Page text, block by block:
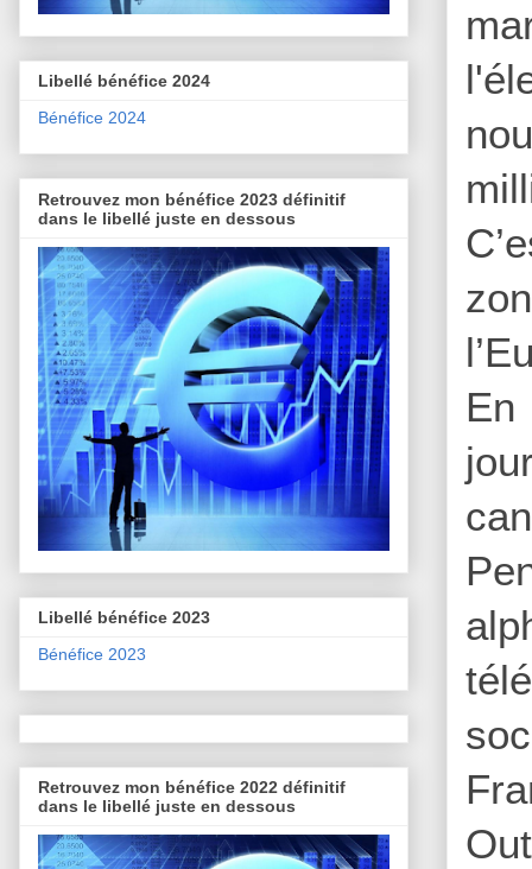
En
Libellé bénéfice 2024
Bénéfice 2024
Retrouvez mon bénéfice 2023 définitif
dans le libellé juste en dessous
Libellé bénéfice 2023
Bénéfice 2023
Retrouvez mon bénéfice 2022 définitif
dans le libellé juste en dessous